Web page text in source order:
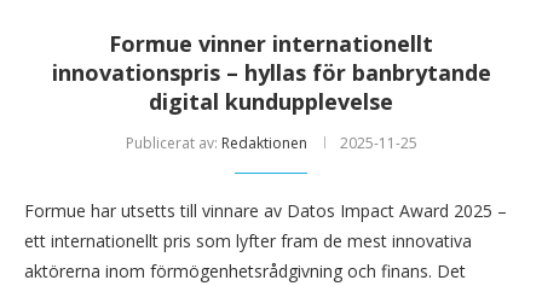
Formue vinner internationellt
innovationspris – hyllas för banbrytande
digital kundupplevelse
Publicerat av: Redaktionen 2025-11-25
Formue har utsetts till vinnare av Datos Impact Award 2025 –
ett internationellt pris som lyfter fram de mest innovativa
aktörerna inom förmögenhetsrådgivning och finans. Det